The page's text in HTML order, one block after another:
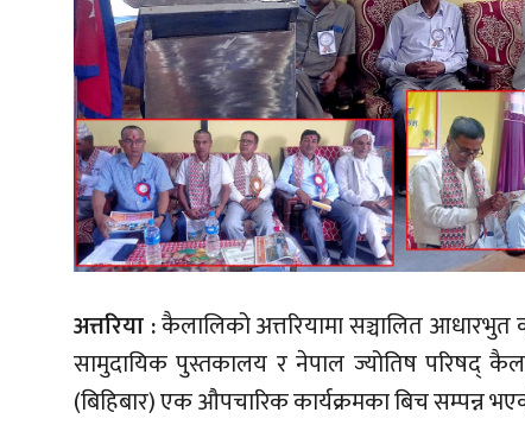
अत्तरिया :कैलालिको अत्तरियामा सञ्चालित आधारभुत
सामुदायिक पुस्तकालय र नेपाल ज्योतिष परिषद्
(बिहिबार) एक औपचारिक कार्यक्रमका बिच सम्पन्न